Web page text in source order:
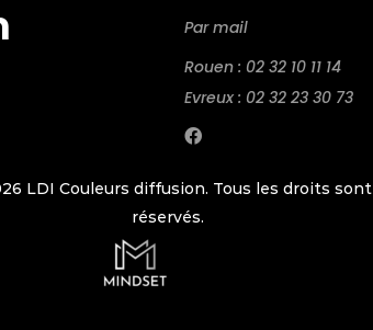
Par mail
Rouen : 02 32 10 11 14
Evreux : 02 32 23 30 73
LDI Couleurs diffusion. Tous les droits sont
réservés.